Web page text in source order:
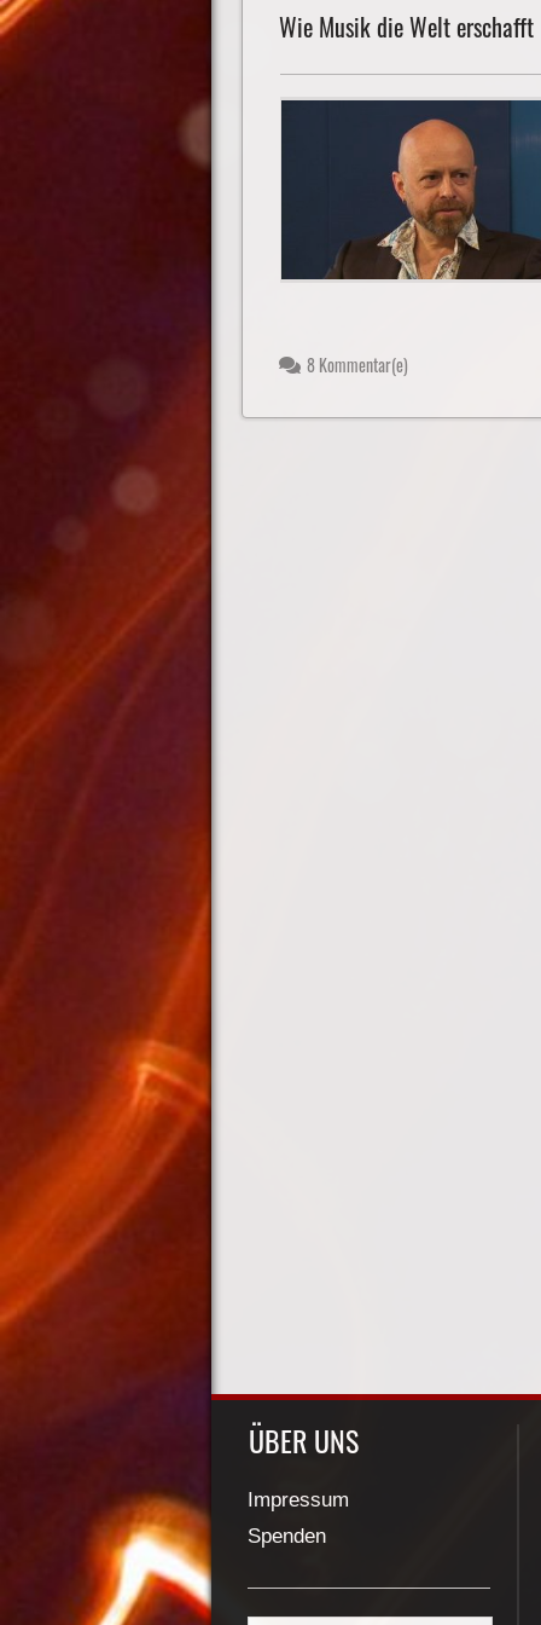
Wie Musik die Welt erschafft
8 Kommentar(e)
ÜBER UNS
Impressum
Spenden